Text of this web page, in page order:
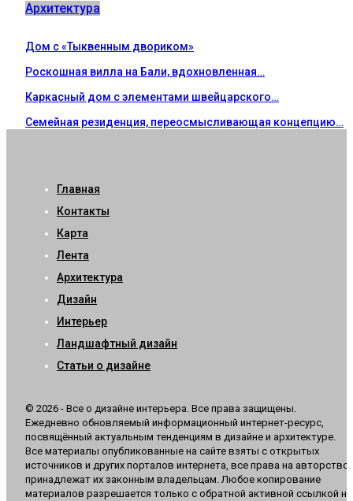
Архитектура
Дом с «Тыквенным двориком»
Роскошная вилла на Бали, вдохновленная…
Каркасный дом с элементами швейцарского…
Семейная резиденция, переосмысливающая концепцию…
Главная
Контакты
Карта
Лента
Архитектура
Дизайн
Интерьер
Ландшафтный дизайн
Статьи о дизайне
© 2026 - Все о дизайне интерьера. Все права защищены.
Ежедневно обновляемый информационный интернет-ресурс,
посвящённый актуальным тенденциям в дизайне и архитектуре.
Все материалы опубликованные на сайте взяты с открытых
источников и других порталов интернета, все права на авторство
принадлежат их законным владельцам. Любое копирование
материалов разрешается только с обратной активной ссылкой на